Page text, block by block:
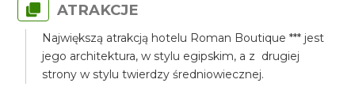
ATRAKCJE
Największą atrakcją hotelu Roman Boutique *** jest
jego architektura, w stylu egipskim, a z drugiej
strony w stylu twierdzy średniowiecznej.